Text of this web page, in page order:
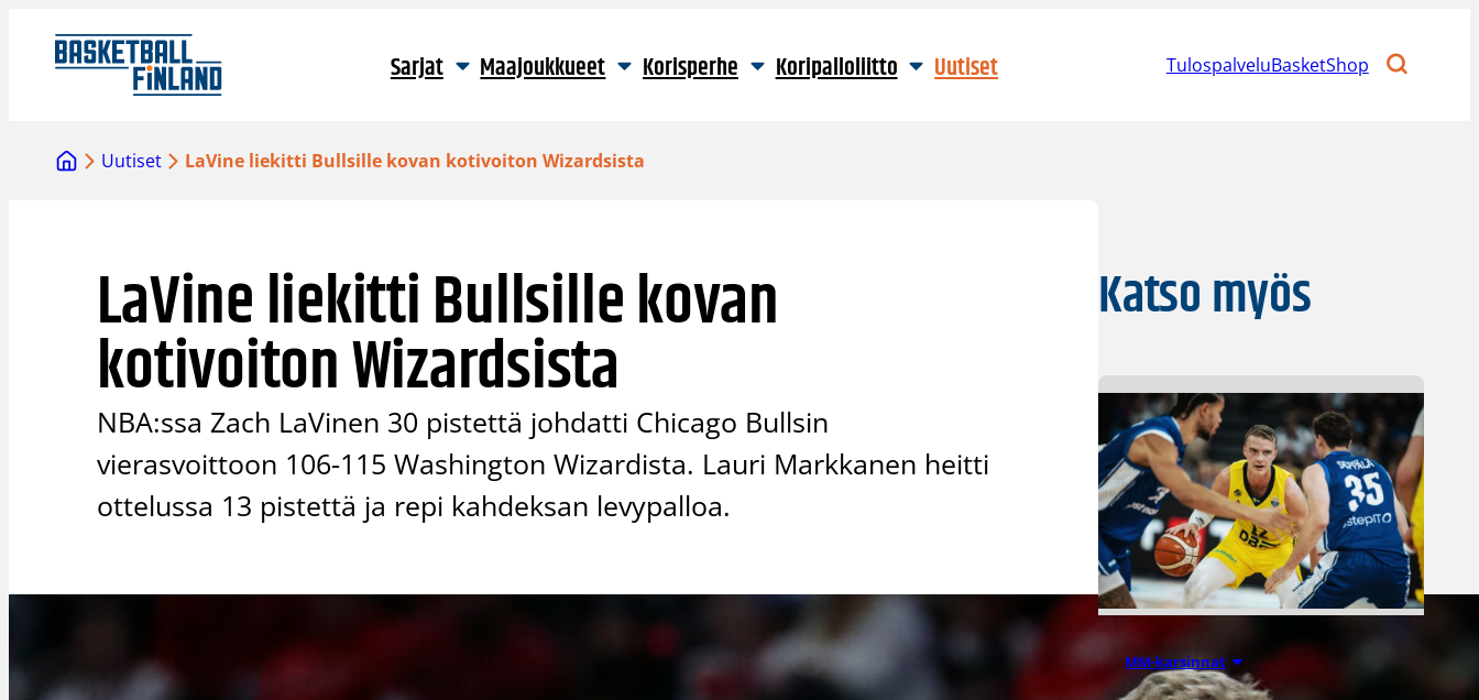
sisältöön
Sarjat Maajoukkueet Korisperhe Koripalloliitto Uutiset TulospalveluBasketShop
Uutiset LaVine liekitti Bullsille kovan kotivoiton Wizardsista
LaVine liekitti Bullsille kovan
kotivoiton Wizardsista
NBA:ssa Zach LaVinen 30 pistettä johdatti Chicago Bullsin
vierasvoittoon 106-115 Washington Wizardista. Lauri Markkanen heitti
ottelussa 13 pistettä ja repi kahdeksan levypalloa.
Katso myös
MM-karsinnat 05.08.2026 10:31